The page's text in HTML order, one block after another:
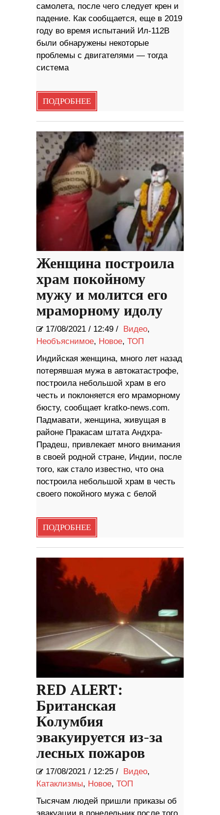
самолета, после чего следует крен и
падение. Как сообщается, еще в 2019
году во время испытаний Ил-112В
были обнаружены некоторые
проблемы с двигателями — тогда
система
ПОДРОБНЕЕ
Женщина построила
храм покойному
мужу и молится его
мраморному идолу
17/08/2021 / 12:49 / Видео,
Необъяснимое, Новое, ТОП
Индийская женщина, много лет назад
потерявшая мужа в автокатастрофе,
построила небольшой храм в его
честь и поклоняется его мраморному
бюсту, сообщает kratko-news.com.
Падмавати, женщина, живущая в
районе Пракасам штата Андхра-
Прадеш, привлекает много внимания
в своей родной стране, Индии, после
того, как стало известно, что она
построила небольшой храм в честь
своего покойного мужа с белой
ПОДРОБНЕЕ
RED ALERT:
Британская
Колумбия
эвакуируется из-за
лесных пожаров
17/08/2021 / 12:25 / Видео,
Катаклизмы, Новое, ТОП
Тысячам людей пришли приказы об
эвакуации в понедельник после того,